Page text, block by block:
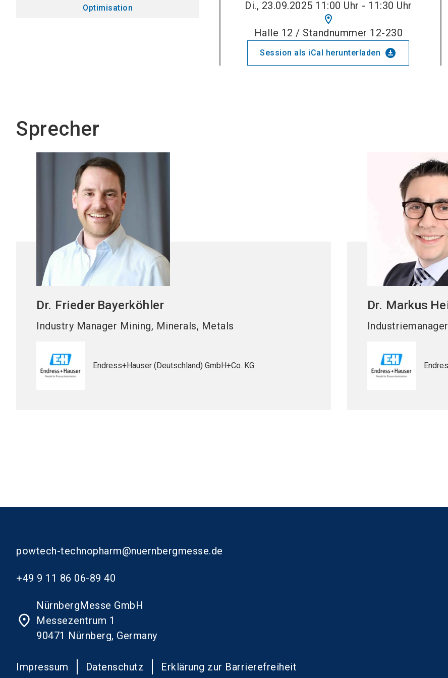
Optimisation
Di., 23.09.2025 11:00 Uhr - 11:30 Uhr
location_on
Halle 12 / Standnummer 12-230
Session als iCal herunterladen download_for_offline
Sprecher
Dr. Frieder Bayerköhler
Industry Manager Mining, Minerals, Metals
Endress+Hauser (Deutschland) GmbH+Co. KG
Dr. Markus
powtech-technopharm@nuernbergmesse.de
+49 9 11 86 06-89 40
place
NürnbergMesse GmbH
Messezentrum 1
90471 Nürnberg, Germany
Impressum Datenschutz Erklärung zur Barrierefreiheit